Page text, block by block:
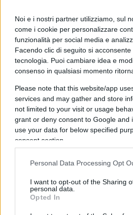
Noi e i nostri partner utilizziamo, sul
come i cookie per personalizzare
funzionalità per social media e
Facendo clic di seguito si
tecnologia. Puoi cambiare idea e
consenso in qualsiasi momento
Please note that this website/app
services and may gather and store
not limited to your visit or usage
grant or deny consent to Google and
use your data for below specified
consent section.
Personal Data Processing Opt
I want to opt-out of the Sharing
personal data.
Opted In
Rispondi
Ery
1 Giugno 2026, 22:59 22:59
governata da un sedicente centro-
sinistra della sinistra.
Rispondi
La deprecabile ICE USA in una
sparato a un centinaio di persone…
manfestanti (prime, seconde,